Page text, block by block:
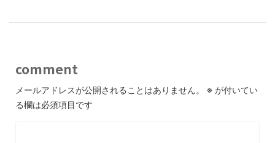
comment
メールアドレスが公開されることはありません。 ※ が付いてい
る欄は必須項目です